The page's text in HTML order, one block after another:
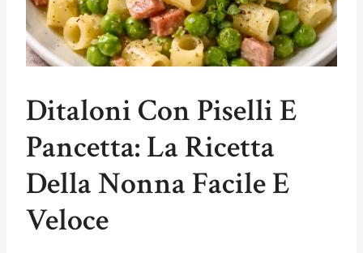
Ditaloni Con Piselli E
Pancetta: La Ricetta
Della Nonna Facile E
Veloce